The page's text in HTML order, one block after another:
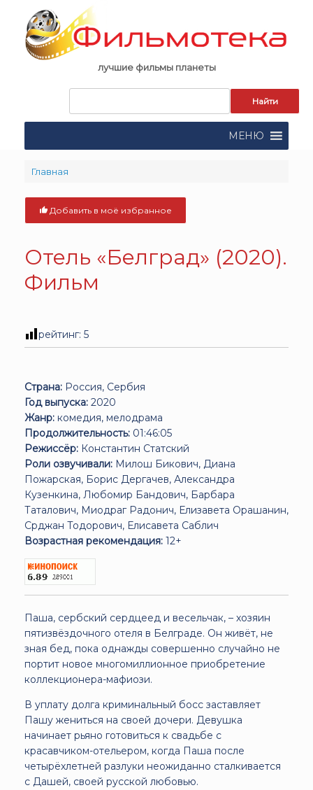
content
лучшие фильмы планеты
поиска:
МЕНЮ
Главная
Добавить в моё избранное
Отель «Белград» (2020).
Фильм
рейтинг: 5
Страна: Россия, Сербия
Год выпуска: 2020
Жанр: комедия, мелодрама
Продолжительность: 01:46:05
Режиссёр: Константин Статский
Роли озвучивали: Милош Бикович, Диана
Пожарская, Борис Дергачев, Александра
Кузенкина, Любомир Бандович, Барбара
Таталович, Миодраг Радонич, Елизавета Орашанин,
Срджан Тодорович, Елисавета Саблич
Возрастная рекомендация: 12+
Паша, сербский сердцеед и весельчак, – хозяин
пятизвёздочного отеля в Белграде. Он живёт, не
зная бед, пока однажды совершенно случайно не
портит новое многомиллионное приобретение
коллекционера-мафиози.
В уплату долга криминальный босс заставляет
Пашу жениться на своей дочери. Девушка
начинает рьяно готовиться к свадьбе с
красавчиком-отельером, когда Паша после
четырёхлетней разлуки неожиданно сталкивается
с Дашей, своей русской любовью.